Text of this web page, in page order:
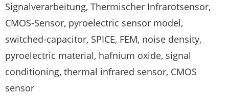
Signalverarbeitung, Thermischer Infrarotsensor,
CMOS-Sensor, pyroelectric sensor model,
switched-capacitor, SPICE, FEM, noise density,
pyroelectric material, hafnium oxide, signal
conditioning, thermal infrared sensor, CMOS
sensor